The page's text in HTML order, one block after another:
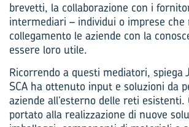
brevetti, la collaborazione con i
intermediari – individui o imprese
collegamento le aziende con la
essere loro utile.
Ricorrendo a questi mediatori, spiega
SCA ha ottenuto input e soluzioni da
aziende all’esterno delle reti esistenti.
portato alla realizzazione di nuove